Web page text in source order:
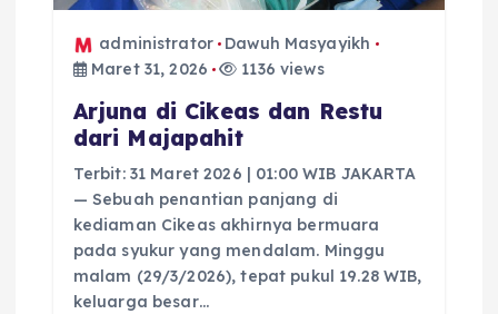
administrator
Dawuh Masyayikh
Maret 31, 2026
1136 views
Arjuna di Cikeas dan Restu
dari Majapahit
Terbit: 31 Maret 2026 | 01:00 WIB JAKARTA
— Sebuah penantian panjang di
kediaman Cikeas akhirnya bermuara
pada syukur yang mendalam. Minggu
malam (29/3/2026), tepat pukul 19.28 WIB,
keluarga besar…